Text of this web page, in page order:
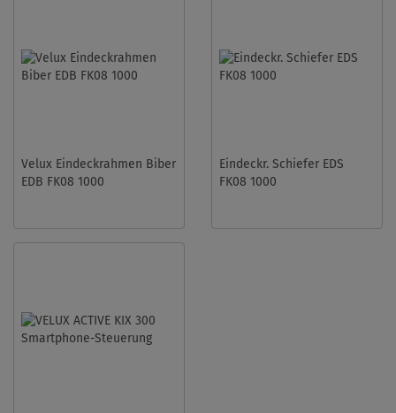
Velux Eindeckrahmen Biber
EDB FK08 1000
Eindeckr. Schiefer EDS
FK08 1000